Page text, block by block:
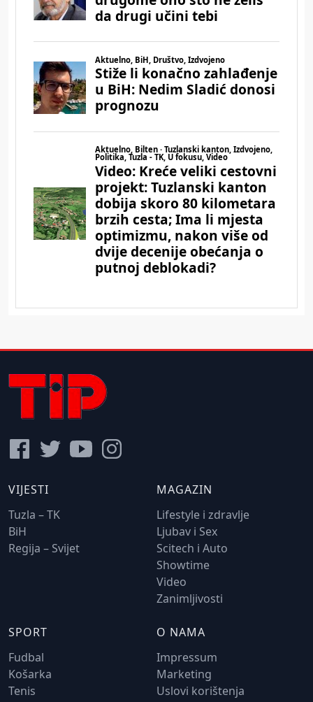
VIJESTI
Tuzla – TK
BiH
Regija – Svijet
MAGAZIN
Lifestyle i zdravlje
Ljubav i Sex
Scitech i Auto
Showtime
Video
Zanimljivosti
SPORT
Fudbal
Košarka
Tenis
O NAMA
Impressum
Marketing
Uslovi korištenja